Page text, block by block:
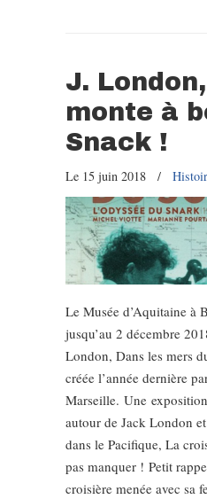
J.
monte à
Snack !
Le 15 juin 2018 /
Le Musée d’Aquitaine à
jusqu’au 2 décembre
London, Dans les mers
créée l’année dernière
Marseille. Une
autour de Jack London
dans le Pacifique, La
pas manquer ! Petit
croisière menée avec sa